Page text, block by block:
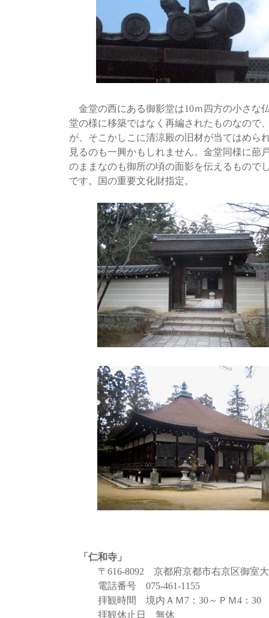
金堂の西にある御影堂は10ｍ四方の小さな
堂の様に移築ではなく再編されたものなので
が、そこかしこに清涼殿の旧材が当てはめら
見るのも一興かもしれません。金堂同様に蔀
のままなのも御所の頃の面影を伝えるもので
です。国の重要文化財指定。
「仁和寺」
〒616-8092 京都府京都市右京区御室大
電話番号 075-461-1155
拝観時間 境内ＡＭ7：30～ＰＭ4：30
拝観休止日 無休